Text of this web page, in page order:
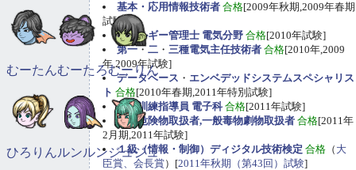
基本・応用情報技術者 合格[2009年秋期,2009年春期
試験]
エネルギー管理士 電気分野 合格[2010年試験]
第一・二 ・ 三種電気主任技術者 合格[2010年,2009
年,2009年試験]
データベース ・ エンベデッドシステムスペシャリス
ト 合格[2010年春期,2011年特別試験]
職業訓練指導員 電子科 合格[2011年試験]
甲種危険物取扱者,一般毒物劇物取扱者 合格[2011年
2月期,2011年試験]
１級（情報・制御）ディジタル技術検定 合格 （ 大
臣賞、会長賞）[2011年秋期（第43回）試験]
むーたんむーたろむーりん
ひろりんルンルンジュジュ